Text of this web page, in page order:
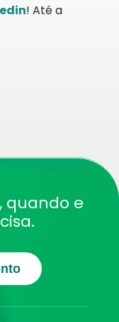
! Até a
, quando e